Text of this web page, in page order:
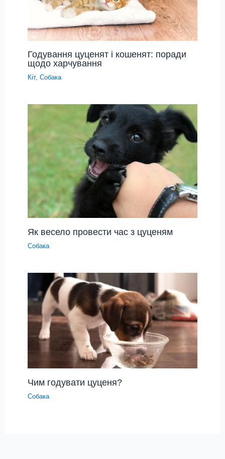
Годування цуценят і кошенят: поради
щодо харчування
Кіт,Собака
Як весело провести час з цуценям
Собака
Чим годувати цуценя?
Собака